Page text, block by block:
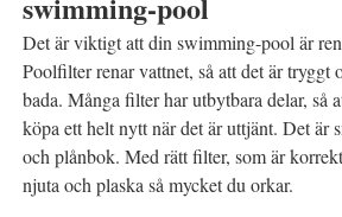
Det är viktigt att din swimming-pool är
Poolfilter renar vattnet, så att det är tryggt
bada. Många filter har utbytbara delar, så
köpa ett helt nytt när det är uttjänt. Det är
och plånbok. Med rätt filter, som är
njuta och plaska så mycket du orkar.